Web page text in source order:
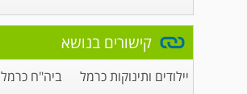
קישורים בנושא
יילודים ותינוקות כרמל ביה"ח כרמל